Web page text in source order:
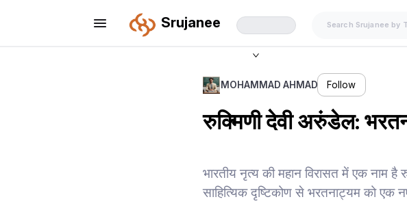
Srujanee
MOHAMMAD AHMAD Follow
रुक्मिणी देवी अरुंडेल:
भारतीय नृत्य की महान विरासत में एक नाम
साहित्यिक दृष्टिकोण से भरतनाट्यम को एक